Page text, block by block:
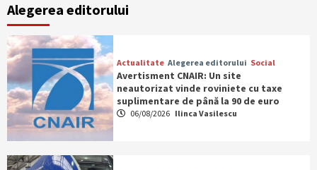
Alegerea editorului
Actualitate Alegerea editorului Social
Avertisment CNAIR: Un site
neautorizat vinde roviniete cu taxe
suplimentare de până la 90 de euro
06/08/2026 Ilinca Vasilescu